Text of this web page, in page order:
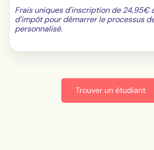
Frais uniques d'inscription de 24,95€
d'impôt pour démarrer le processus
personnalisé.
Trouver un étudiant